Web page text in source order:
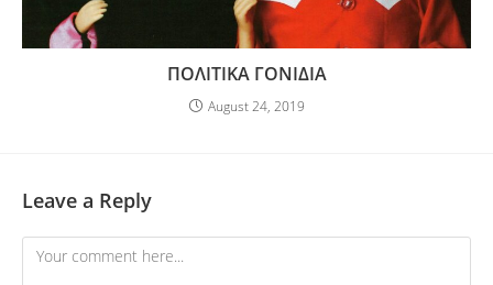
ΠΟΛΙΤΙΚΑ ΓΟΝΙΔΙΑ
August 24, 2019
Leave a Reply